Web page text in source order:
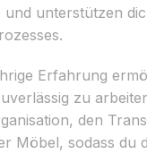
und unterstützen
Erfahrung
zu
den
Möbel, sodass du